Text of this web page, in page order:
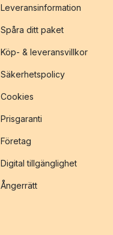
Leveransinformation
Spåra ditt paket
Köp- & leveransvillkor
Säkerhetspolicy
Cookies
Prisgaranti
Företag
Digital tillgänglighet
Ångerrätt